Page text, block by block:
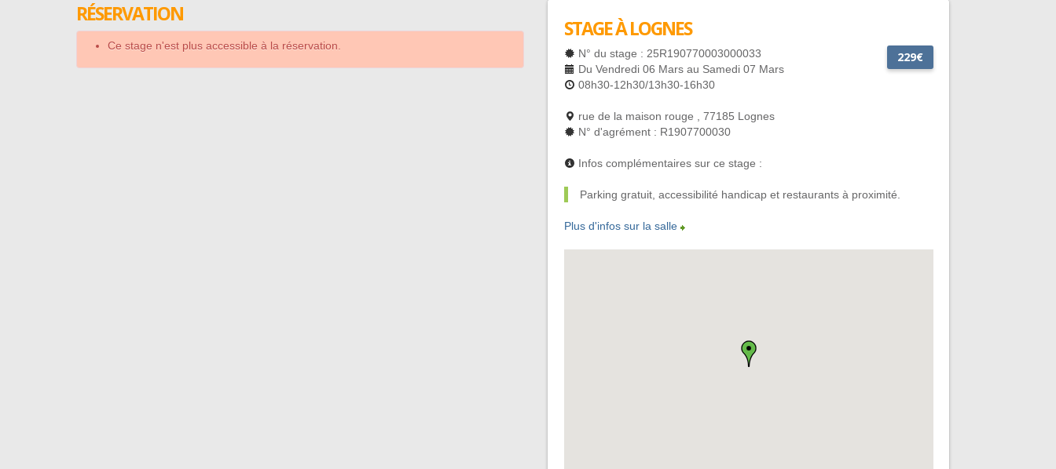
RÉSERVATION
Ce stage n'est plus accessible à la réservation.
STAGE À LOGNES
229€
N° du stage : 25R190770003000033
Du Vendredi 06 Mars au Samedi 07 Mars
08h30-12h30/13h30-16h30
rue de la maison rouge , 77185 Lognes
N° d'agrément : R1907700030
Infos complémentaires sur ce stage :
Parking gratuit, accessibilité handicap et restaurants à proximité.
Plus d'infos sur la salle